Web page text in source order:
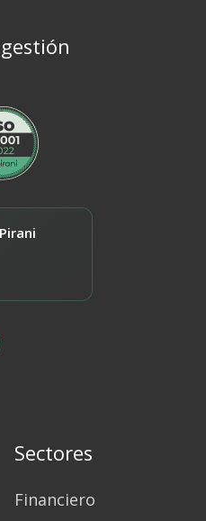
Sectores
Financiero